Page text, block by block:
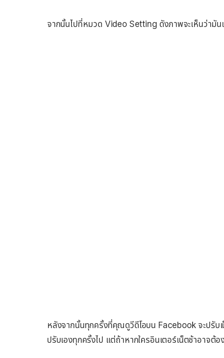
จากนั้นไปที่หมวด Video Setting ดังภาพจะเห็นว่ามัน
หลังจากนั้นทุกครั้งที่คุณดูวีดีโอบน Facebook จะปรับ
ปรับเองทุกครั้งไป แต่ถ้าหากใครอินเตอร์เน็ตช้าอาจต้